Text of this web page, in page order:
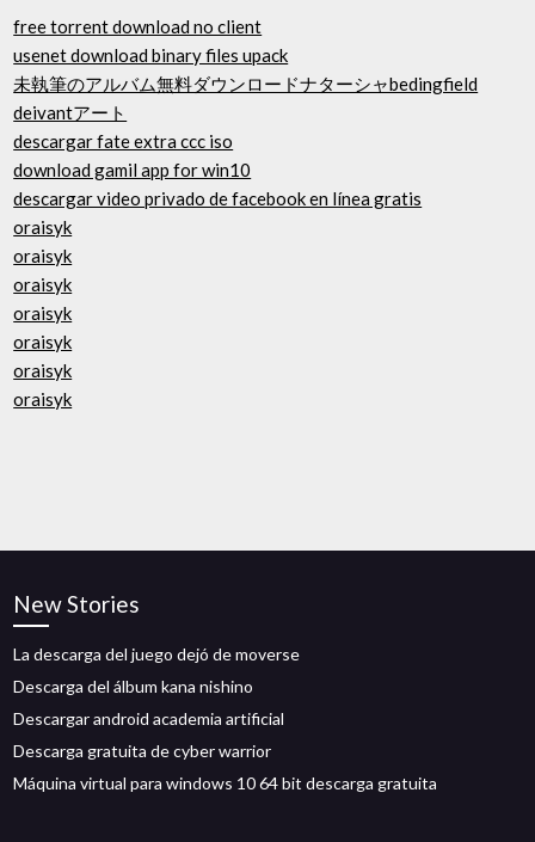
free torrent download no client
usenet download binary files upack
未執筆のアルバム無料ダウンロードナターシャbedingfield
deivantアート
descargar fate extra ccc iso
download gamil app for win10
descargar video privado de facebook en línea gratis
oraisyk
oraisyk
oraisyk
oraisyk
oraisyk
oraisyk
oraisyk
New Stories
La descarga del juego dejó de moverse
Descarga del álbum kana nishino
Descargar android academia artificial
Descarga gratuita de cyber warrior
Máquina virtual para windows 10 64 bit descarga gratuita